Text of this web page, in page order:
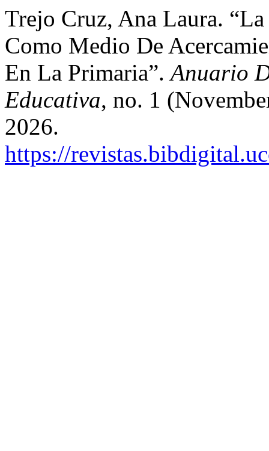
Trejo Cruz, Ana Laura.
Como Medio De
En La Primaria”.Anuario
Educativa, no. 1
2026.
https://